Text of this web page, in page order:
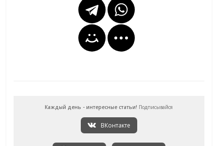
Каждый день - интересные статьи! Подписывайся
ВКонтакте